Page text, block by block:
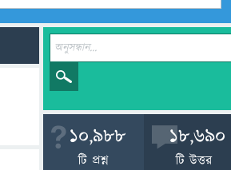
10,988
টি প্রশ্ন
18,690
টি উত্তর